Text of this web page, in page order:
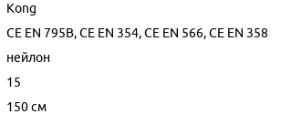
Kong
CE EN 795B, CE EN 354, CE EN 566, CE EN 358
нейлон
15
150 см